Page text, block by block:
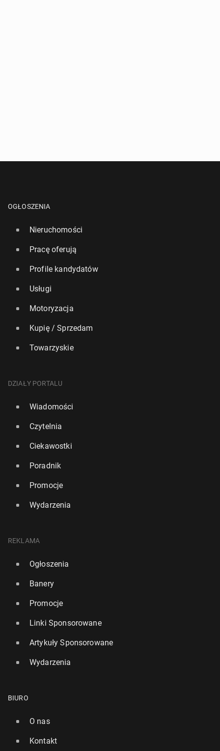
OGŁOSZENIA
Nieruchomości
Pracę oferują
Profile kandydatów
Usługi
Motoryzacja
Kupię / Sprzedam
Towarzyskie
DZIAŁY PORTALU
Wiadomości
Czytelnia
Ciekawostki
Poradnik
Promocje
Wydarzenia
REKLAMA
Ogłoszenia
Banery
Promocje
Linki Sponsorowane
Artykuły Sponsorowane
Wydarzenia
BIURO
O nas
Kontakt